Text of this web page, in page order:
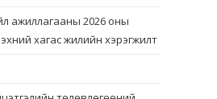
ажиллагааны 2026 оны
хагас жилийн хэрэгжилт